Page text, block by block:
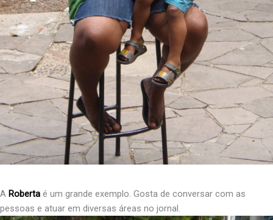
A Roberta é um grande exemplo. Gosta de conversar com as
pessoas e atuar em diversas áreas no jornal.